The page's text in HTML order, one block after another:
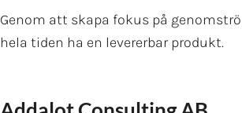
Genom att skapa fokus på
hela tiden ha en levererbar produkt.